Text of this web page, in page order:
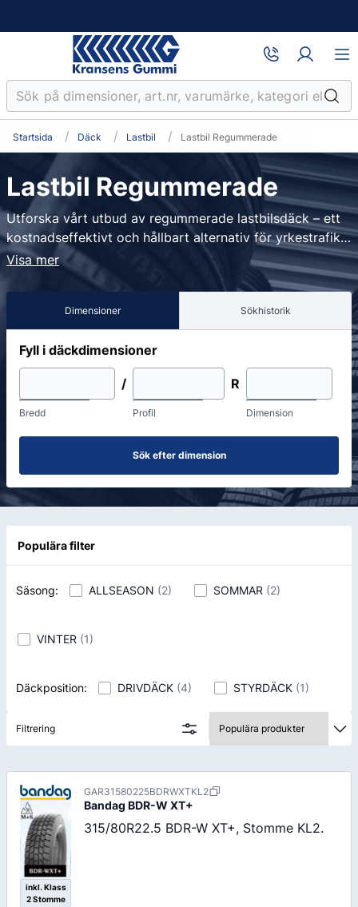
Startsida Däck Lastbil Lastbil Regummerade
Lastbil Regummerade
Utforska vårt utbud av regummerade lastbilsdäck – ett
kostnadseffektivt och hållbart alternativ för yrkestrafik
och tung transport. Vi erbjuder regummerade däck från
ledande tillverkare, anpassade för allt från fjärrtrafik och
regional distribution till anläggningskörning. Perfekta för
dig som vill minska driftkostnader utan att kompromissa
med prestanda eller säkerhet.
Visa mer
Dimensioner Sökhistorik
Fyll i däckdimensioner
/
Bredd
R
Profil Dimension
Sök efter dimension
Populära filter
Säsong: ALLSEASON (2) SOMMAR (2)
VINTER (1)
Däckposition: DRIVDÄCK (4) STYRDÄCK (1)
Filtrering
inkl. Klass
2 Stomme
GAR31580225BDRWXTKL2
Bandag BDR-W XT+
315/80R22.5 BDR-W XT+, Stomme KL2.